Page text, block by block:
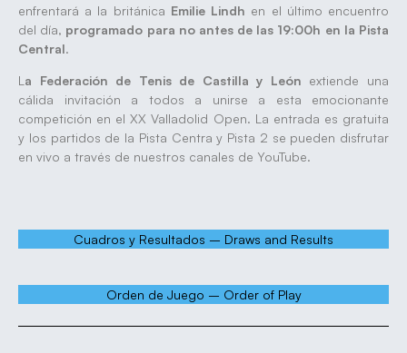
enfrentará a la británica Emilie Lindh en el último encuentro
del día, programado para no antes de las 19:00h en la Pista
Central.
L a Federación de Tenis de Castilla y León extiende una
cálida invitación a todos a unirse a esta emocionante
competición en el XX Valladolid Open. La entrada es gratuita
y los partidos de la Pista Centra y Pista 2 se pueden disfrutar
en vivo a través de nuestros canales de YouTube.
Cuadros y Resultados – Draws and Results
Orden de Juego – Order of Play